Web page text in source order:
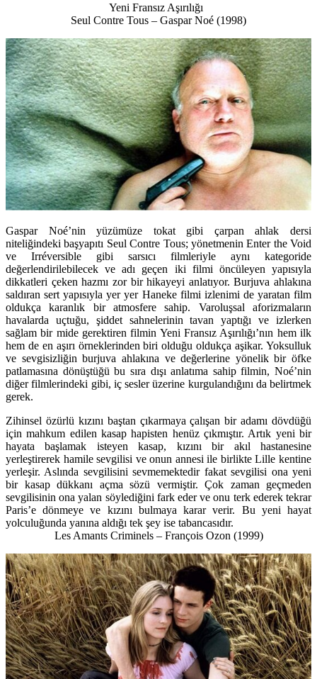
Yeni Fransız Aşırılığı
Seul Contre Tous – Gaspar Noé (1998)
Gaspar Noé’nin yüzümüze tokat gibi çarpan ahlak dersi
niteliğindeki başyapıtı Seul Contre Tous; yönetmenin Enter the Void
ve Irréversible gibi sarsıcı filmleriyle aynı kategoride
değerlendirilebilecek ve adı geçen iki filmi öncüleyen yapısıyla
dikkatleri çeken hazmı zor bir hikayeyi anlatıyor. Burjuva ahlakına
saldıran sert yapısıyla yer yer Haneke filmi izlenimi de yaratan film
oldukça karanlık bir atmosfere sahip. Varoluşsal aforizmaların
havalarda uçtuğu, şiddet sahnelerinin tavan yaptığı ve izlerken
sağlam bir mide gerektiren filmin Yeni Fransız Aşırılığı’nın hem ilk
hem de en aşırı örneklerinden biri olduğu oldukça aşikar. Yoksulluk
ve sevgisizliğin burjuva ahlakına ve değerlerine yönelik bir öfke
patlamasına dönüştüğü bu sıra dışı anlatıma sahip filmin, Noé’nin
diğer filmlerindeki gibi, iç sesler üzerine kurgulandığını da belirtmek
gerek.
Zihinsel özürlü kızını baştan çıkarmaya çalışan bir adamı dövdüğü
için mahkum edilen kasap hapisten henüz çıkmıştır. Artık yeni bir
hayata başlamak isteyen kasap, kızını bir akıl hastanesine
yerleştirerek hamile sevgilisi ve onun annesi ile birlikte Lille kentine
yerleşir. Aslında sevgilisini sevmemektedir fakat sevgilisi ona yeni
bir kasap dükkanı açma sözü vermiştir. Çok zaman geçmeden
sevgilisinin ona yalan söylediğini fark eder ve onu terk ederek tekrar
Paris’e dönmeye ve kızını bulmaya karar verir. Bu yeni hayat
yolculuğunda yanına aldığı tek şey ise tabancasıdır.
Les Amants Criminels – François Ozon (1999)